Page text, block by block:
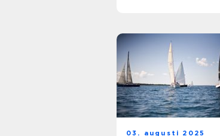
03. augusti 2025